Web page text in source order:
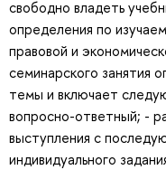
свободно владеть
определения по
правовой и
семинарского занятия
темы и включает
вопросно-ответный; -
выступления с
индивидуального